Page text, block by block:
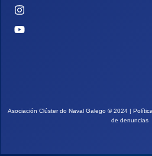
Asociación Clúster do Naval Galego ©2024 |
de denuncias